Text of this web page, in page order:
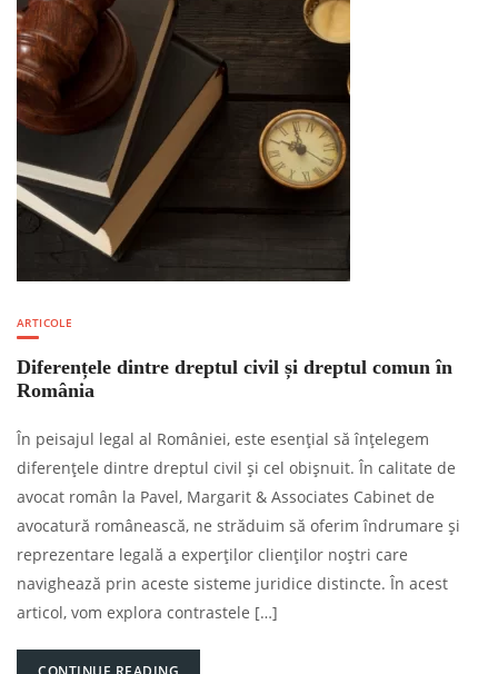
ARTICOLE
Diferențele dintre dreptul civil și dreptul comun în
România
În peisajul legal al României, este esențial să înțelegem
diferențele dintre dreptul civil și cel obișnuit. În calitate de
avocat român la Pavel, Margarit & Associates Cabinet de
avocatură românească, ne străduim să oferim îndrumare și
reprezentare legală a experților clienților noștri care
navighează prin aceste sisteme juridice distincte. În acest
articol, vom explora contrastele […]